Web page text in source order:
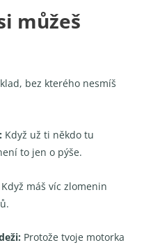
můžeš
bez kterého nesmíš
Když už ti někdo tu
to jen o pýše.
Když máš víc zlomenin
Protože tvoje motorka